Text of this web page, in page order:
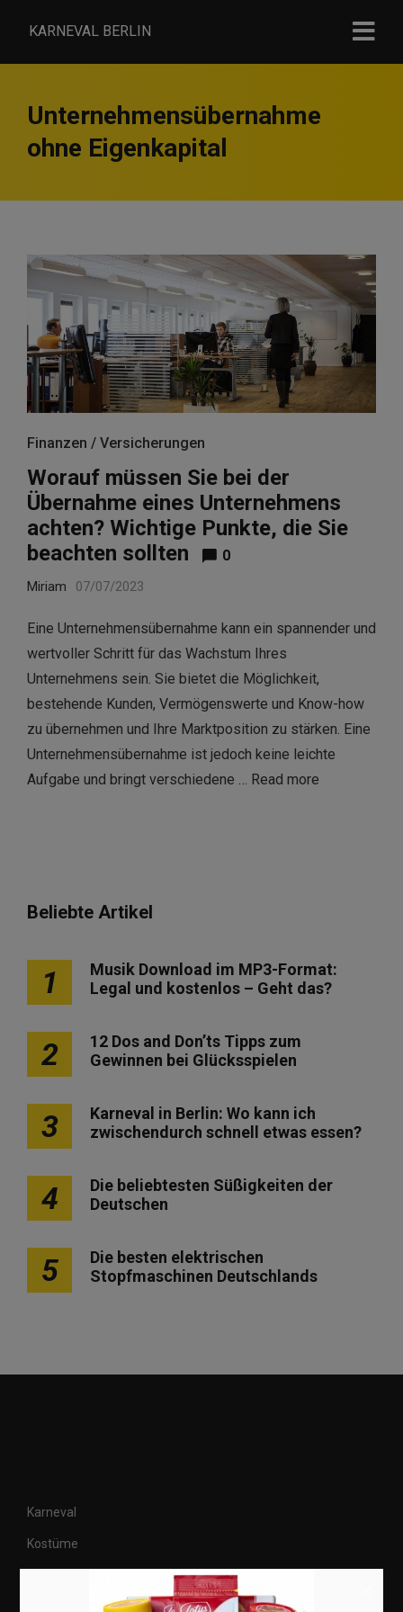
KARNEVAL BERLIN
Unternehmensübernahme
ohne Eigenkapital
Finanzen / Versicherungen
Worauf müssen Sie bei der
Übernahme eines Unternehmens
achten? Wichtige Punkte, die Sie
beachten sollten
0
Miriam 07/07/2023
Eine Unternehmensübernahme kann ein spannender und
wertvoller Schritt für das Wachstum Ihres
Unternehmens sein. Sie bietet die Möglichkeit,
bestehende Kunden, Vermögenswerte und Know-how
zu übernehmen und Ihre Marktposition zu stärken. Eine
Unternehmensübernahme ist jedoch keine leichte
Aufgabe und bringt verschiedene … Read more
Beliebte Artikel
1
Musik Download im MP3-Format:
Legal und kostenlos – Geht das?
2
12 Dos and Don’ts Tipps zum
Gewinnen bei Glücksspielen
3
Karneval in Berlin: Wo kann ich
zwischendurch schnell etwas essen?
4
Die beliebtesten Süßigkeiten der
Deutschen
5
Die besten elektrischen
Stopfmaschinen Deutschlands
Karneval
Kostüme